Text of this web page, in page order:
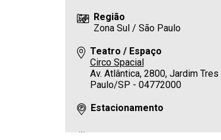
Região
Zona Sul / São Paulo
Teatro / Espaço
Circo Spacial
Av. Atlântica, 2800, Jardim
Paulo/SP - 04772000
Estacionamento